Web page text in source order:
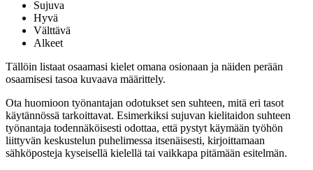
Sujuva
Hyvä
Välttävä
Alkeet
Tällöin listaat osaamasi kielet omana osionaan ja näiden perään
osaamisesi tasoa kuvaava määrittely.
Ota huomioon työnantajan odotukset sen suhteen, mitä eri tasot
käytännössä tarkoittavat. Esimerkiksi sujuvan kielitaidon suhteen
työnantaja todennäköisesti odottaa, että pystyt käymään työhön
liittyvän keskustelun puhelimessa itsenäisesti, kirjoittamaan
sähköposteja kyseisellä kielellä tai vaikkapa pitämään esitelmän.